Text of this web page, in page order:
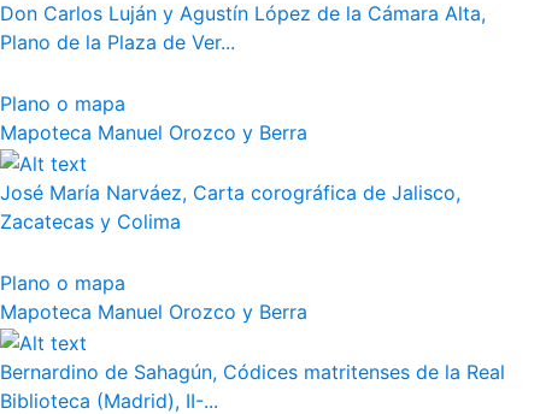
Don Carlos Luján y Agustín López de la Cámara Alta,
Plano de la Plaza de Ver...
Plano o mapa
Mapoteca Manuel Orozco y Berra
José María Narváez, Carta corográfica de Jalisco,
Zacatecas y Colima
Plano o mapa
Mapoteca Manuel Orozco y Berra
Bernardino de Sahagún, Códices matritenses de la Real
Biblioteca (Madrid), II-...